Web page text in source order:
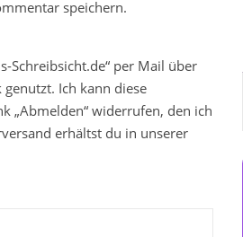
speichern.
Schreibsicht.de“ per Mail über
Ich kann diese
„Abmelden“ widerrufen, den ich
erhältst du in unserer